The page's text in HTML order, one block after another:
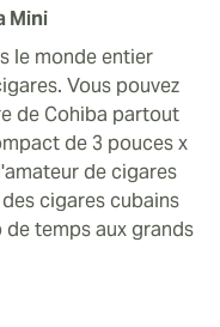
Mini
le monde entier
Vous pouvez
de Cohiba partout
de 3 pouces x
de cigares
cigares cubains
temps aux grands